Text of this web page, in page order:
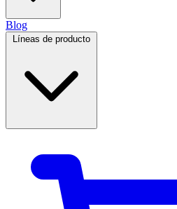
Blog
Líneas de producto